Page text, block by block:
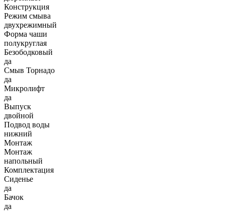
Конструкция
Режим смыва
двухрежимный
Форма чаши
полукруглая
Безободковый
да
Смыв Торнадо
да
Микролифт
да
Выпуск
двойной
Подвод воды
нижний
Монтаж
Монтаж
напольный
Комплектация
Сиденье
да
Бачок
да